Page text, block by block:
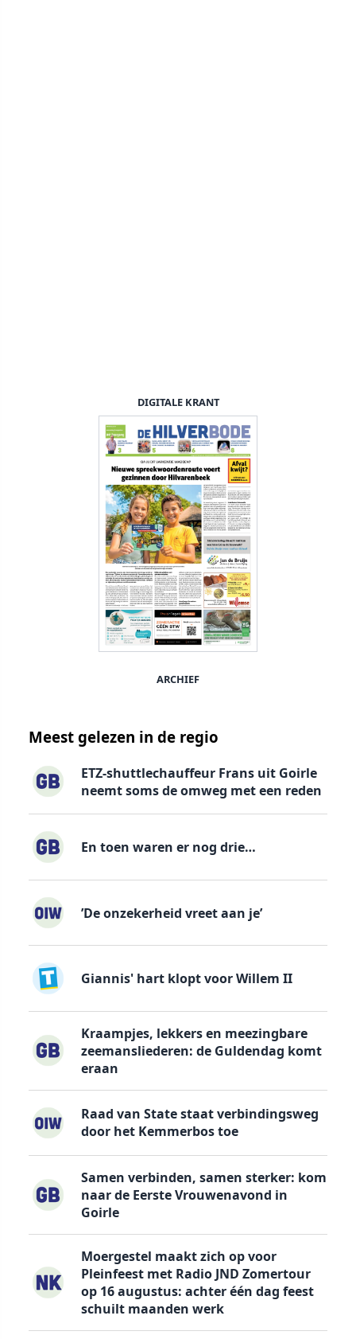
DIGITALE KRANT
ARCHIEF
Meest gelezen in de regio
ETZ-shuttlechauffeur Frans uit Goirle
neemt soms de omweg met een reden
En toen waren er nog drie…
’De onzekerheid vreet aan je’
Giannis' hart klopt voor Willem II
Kraampjes, lekkers en meezingbare
zeemansliederen: de Guldendag komt
eraan
Raad van State staat verbindingsweg
door het Kemmerbos toe
Samen verbinden, samen sterker: kom
naar de Eerste Vrouwenavond in
Goirle
Moergestel maakt zich op voor
Pleinfeest met Radio JND Zomertour
op 16 augustus: achter één dag feest
schuilt maanden werk